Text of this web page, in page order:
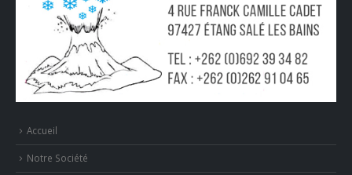
Accueil
Notre Société